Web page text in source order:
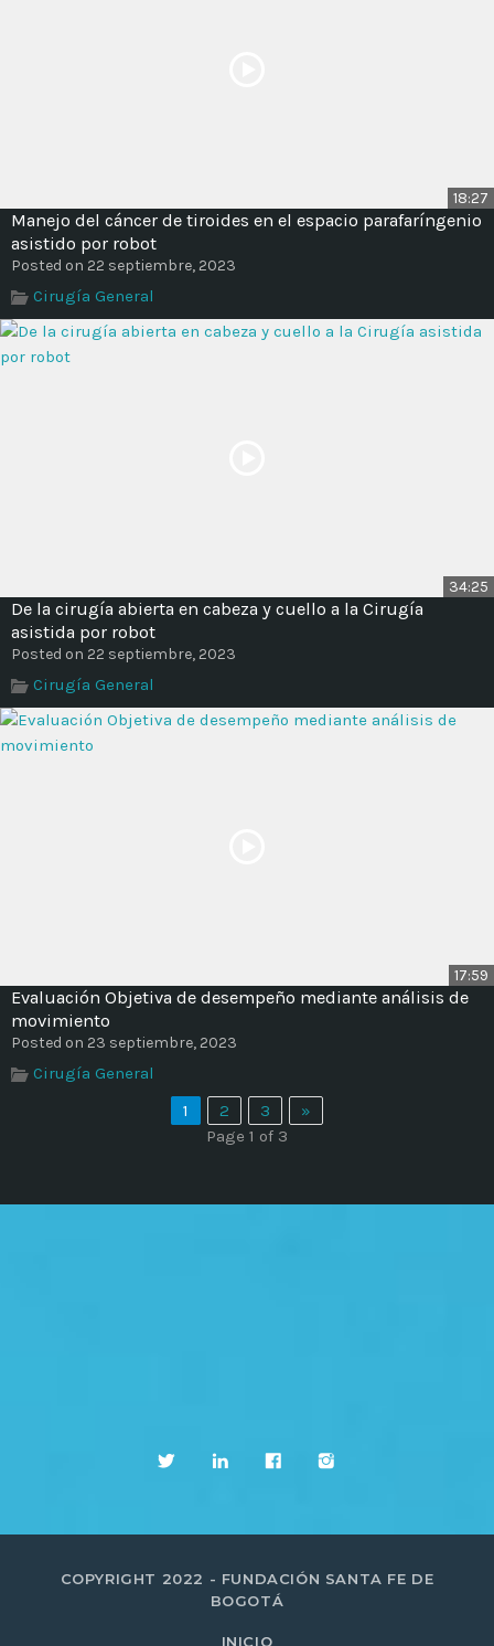
18:27
Manejo del cáncer de tiroides en el espacio parafaríngenio
asistido por robot
Posted on 22 septiembre, 2023
Cirugía General
34:25
De la cirugía abierta en cabeza y cuello a la Cirugía
asistida por robot
Posted on 22 septiembre, 2023
Cirugía General
17:59
Evaluación Objetiva de desempeño mediante análisis de
movimiento
Posted on 23 septiembre, 2023
Cirugía General
1
2 3
»
Page 1 of 3
COPYRIGHT 2022 - FUNDACIÓN SANTA FE DE
BOGOTÁ
INICIO